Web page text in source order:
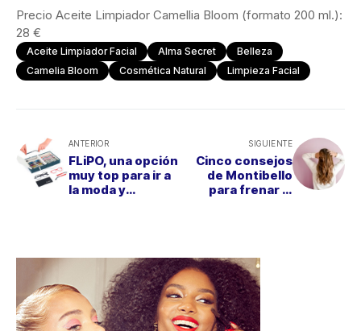
Precio Aceite Limpiador Camellia Bloom (formato 200 ml.):
28 €
Aceite Limpiador Facial Alma Secret
Belleza
Camelia Bloom
Cosmética Natural Limpieza Facial
ANTERIOR
FLiPO, una opción
muy top para ir a
la moda y
SIGUIENTE
Cinco consejos
de Montibello
para frenar la